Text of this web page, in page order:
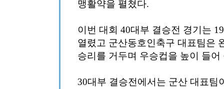
맹활약을 펼쳤다.
이번 대회 40대부 결승전 경기는
열렸고 군산동호인축구 대표팀은
승리를 거두며 우승컵을 높이 들어
30대부 결승전에서는 군산 대표팀